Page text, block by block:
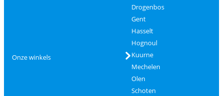
Onze winkels
Drogenbos
Gent
Hasselt
Hognoul
Kuurne
Mechelen
Olen
Schoten